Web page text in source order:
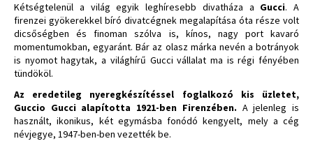
Kétségtelenül a világ egyik leghíresebb divatháza a Gucci. A
firenzei gyökerekkel bíró divatcégnek megalapítása óta része volt
dicsőségben és finoman szólva is, kínos, nagy port kavaró
momentumokban, egyaránt. Bár az olasz márka nevén a botrányok
is nyomot hagytak, a világhírű Gucci vállalat ma is régi fényében
tündököl.
Az eredetileg nyeregkészítéssel foglalkozó kis üzletet,
Guccio Gucci alapította 1921-ben Firenzében. A jelenleg is
használt, ikonikus, két egymásba fonódó kengyelt, mely a cég
névjegye, 1947-ben-ben vezették be.